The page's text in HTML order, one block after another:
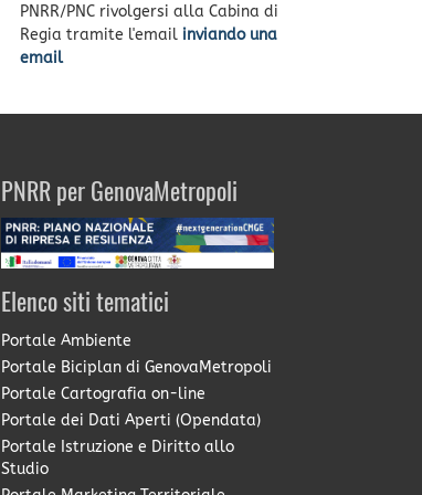
PNRR/PNC rivolgersi alla Cabina di
Regia tramite l'email inviando una
email
PNRR per GenovaMetropoli
Elenco siti tematici
Portale Ambiente
Portale Biciplan di GenovaMetropoli
Portale Cartografia on-line
Portale dei Dati Aperti (Opendata)
Portale Istruzione e Diritto allo
Studio